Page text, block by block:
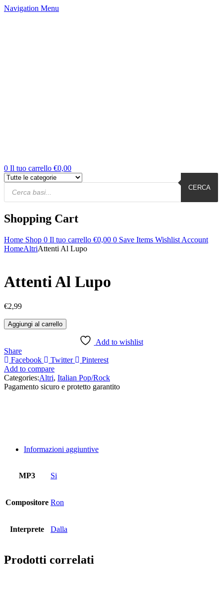
Navigation Menu
0 Il tuo carrello €0,00
Products
Cerca
CERCA
Shopping Cart
Home Shop 0 Il tuo carrello €0,00 0 Save Items Wishlist Account
HomeAltriAttenti Al Lupo
Attenti Al Lupo
€2,99
Attenti
Al
quantità
Aggiungi al carrello
Add to wishlist
Share
Facebook
Twitter
Pinterest
Add to compare
Categories:Altri, Italian Pop/Rock
Pagamento sicuro e protetto garantito
Informazioni aggiuntive
MP3 Si
Compositore Ron
Interprete Dalla
Prodotti correlati